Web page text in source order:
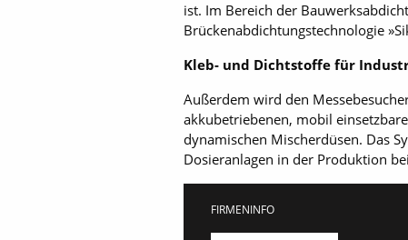
ist. Im Bereich der
Brückenabdichtungstechnologie
Kleb- und Dichtstoffe für
Außerdem wird den
akkubetriebenen, mobil
dynamischen Mischerdüsen. Das
Dosieranlagen in der Produktion
FIRMENINFO